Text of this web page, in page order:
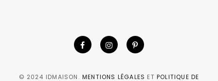
© 2024 IDMAISON. MENTIONS LÉGALES ET POLITIQUE DE